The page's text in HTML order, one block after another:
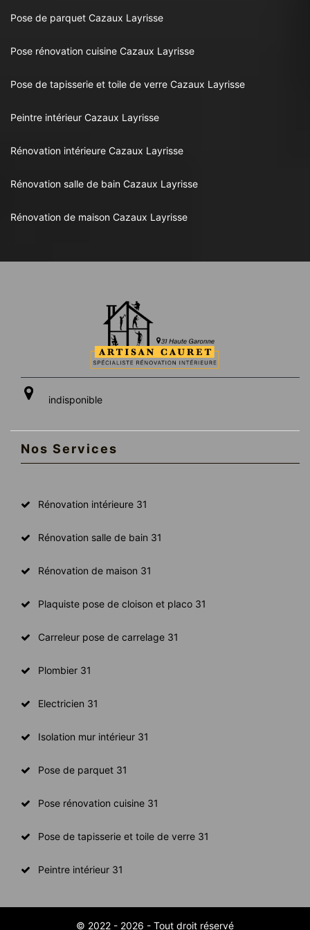
Pose de parquet Cazaux Layrisse
Pose rénovation cuisine Cazaux Layrisse
Pose de tapisserie et toile de verre Cazaux Layrisse
Peintre intérieur Cazaux Layrisse
Rénovation intérieure Cazaux Layrisse
Rénovation salle de bain Cazaux Layrisse
Rénovation de maison Cazaux Layrisse
indisponible
Nos Services
Rénovation intérieure 31
Rénovation salle de bain 31
Rénovation de maison 31
Plaquiste pose de cloison et placo 31
Carreleur pose de carrelage 31
Plombier 31
Electricien 31
Isolation mur intérieur 31
Pose de parquet 31
Pose rénovation cuisine 31
Pose de tapisserie et toile de verre 31
Peintre intérieur 31
© 2022 - 2026 - Tout droit réservé